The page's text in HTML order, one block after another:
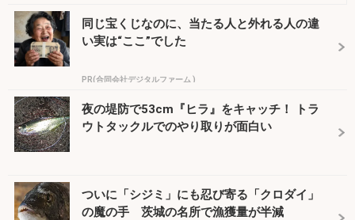
同じ宝くじなのに、当たる人と外れる人の違
い実は“ここ”でした
PR(合同会社デジタルファーム )
夜の堤防で53cm『ヒラ』をキャッチ！ トラ
ウトタックルでのやり取りが面白い
ついに「シジミ」にも忍び寄る「クロダイ」
の魔の手 茨城の名所で漁獲量が半減